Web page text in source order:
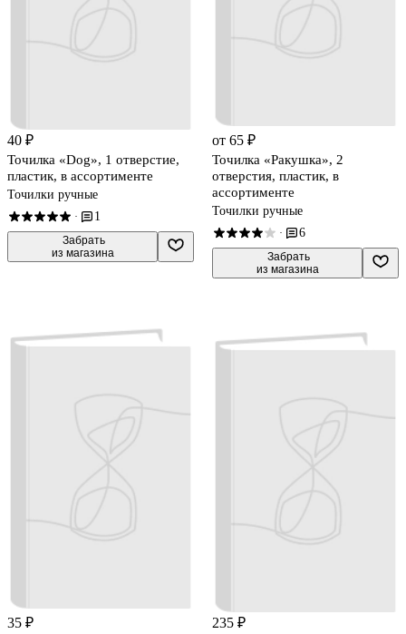
40 ₽
Точилка «Dog», 1 отверстие,
пластик, в ассортименте
Точилки ручные
· 1
Забрать
из магазина
от 65 ₽
Точилка «Ракушка», 2
отверстия, пластик, в
ассортименте
Точилки ручные
· 6
Забрать
из магазина
35 ₽ 235 ₽